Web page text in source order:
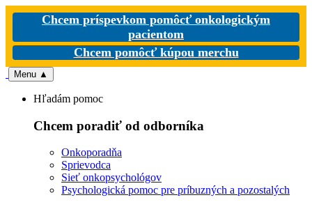
Chcem príspevkom pomôcť onkologickým
pacientom
Chcem pomôcť kúpou merchu
Menu ▲
Hľadám pomoc
Chcem poradiť od odborníka
Onkoporadňa
Sprievodca
Sieť onkopsychológov
Psychologická pomoc pre príbuzných a pozostalých